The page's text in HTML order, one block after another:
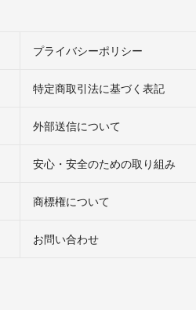
プライバシーポリシー
特定商取引法に基づく表記
外部送信について
安心・安全のための取り組み
商標権について
お問い合わせ